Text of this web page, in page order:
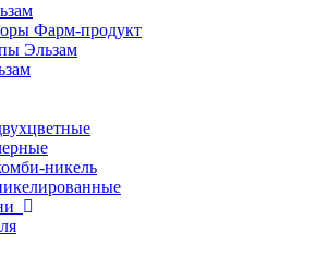
Фарм-продукт
Эльзам
никель